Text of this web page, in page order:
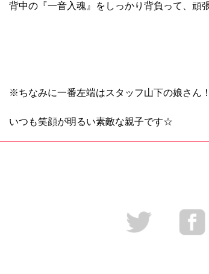
背中の『一音入魂』をしっかり背負って、頑
※ちなみに一番左端はスタッフ山下の娘さん
いつも笑顔が明るい素敵な親子です☆